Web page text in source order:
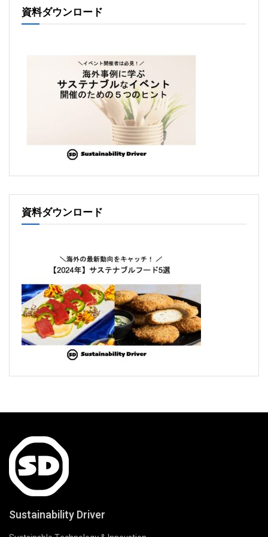
資料ダウンロード
資料ダウンロード
Sustainability Driver